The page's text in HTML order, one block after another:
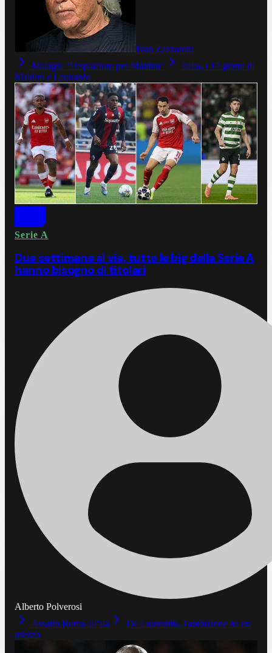
Ivan Zazzaroni
Malagò: "Dispiaciuto per Maldini"
Italia, i 17 giorni di
Maldini e Leonardo
Serie A
Due settimane al via, tutte le big della Serie A
hanno bisogno di titolari
Alberto Polverosi
Assalto Roma all'ala
De Laurentiis, l'ambizione ha un
prezzo